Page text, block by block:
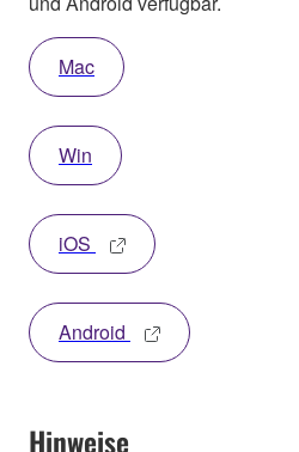
Mac
Win
iOS
Android
Hinweise